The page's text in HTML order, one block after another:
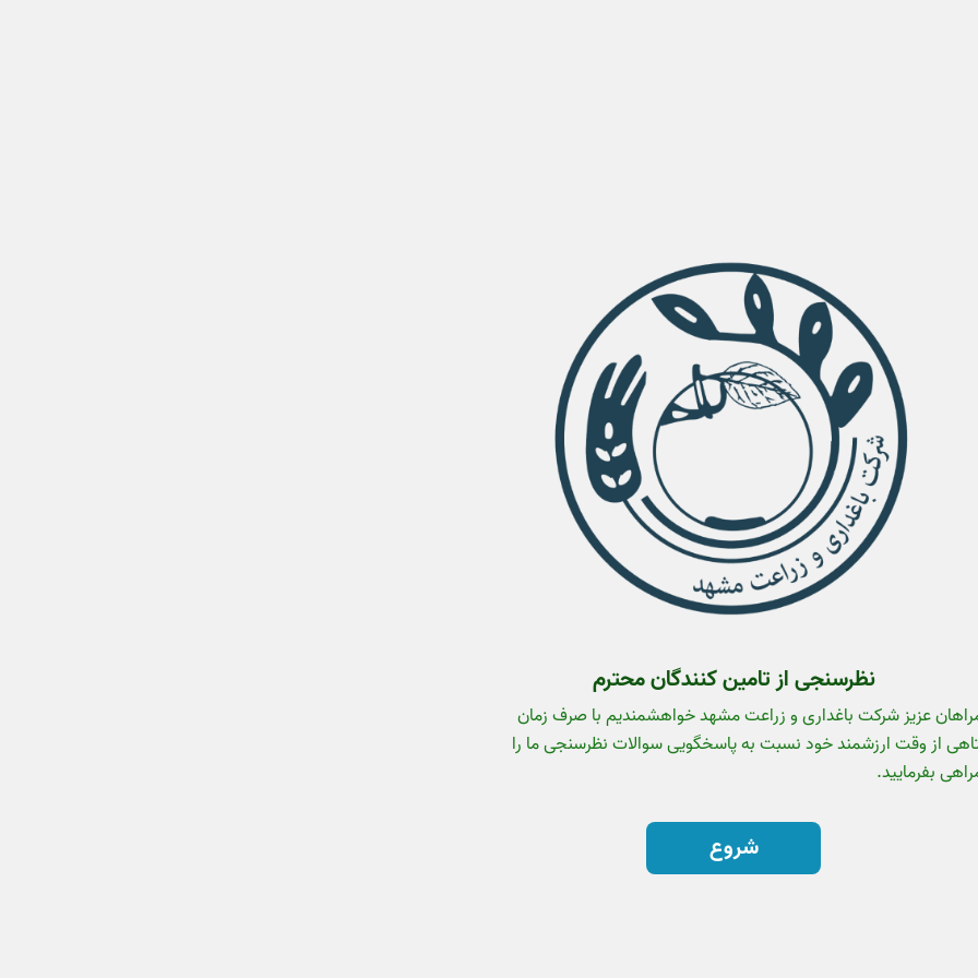
نظرسنجی از تامین کنندگان محترم
عزیز شرکت باغداری و زراعت مشهد خواهشمندیم با صرف زمان
از وقت ارزشمند خود نسبت به پاسخگویی سوالات نظرسنجی ما را
بفرمایید.
شروع